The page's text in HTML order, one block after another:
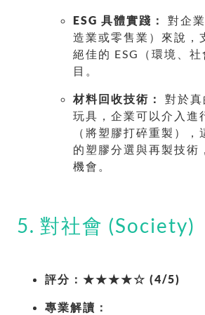
ESG 具體實踐：
對企
造業或零售業）來說，
絕佳的 ESG（環境、
目。
材料回收技術：
對於
玩具，企業可以介入進
（將塑膠打碎重製），
的塑膠分選與再製技術
機會。
5. 對社會 (Society)
評分：★★★★☆ (4/5)
專業解讀：